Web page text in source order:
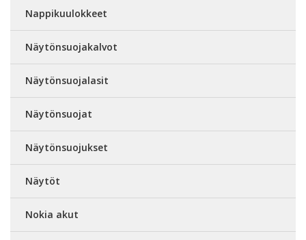
Nappikuulokkeet
Näytönsuojakalvot
Näytönsuojalasit
Näytönsuojat
Näytönsuojukset
Näytöt
Nokia akut